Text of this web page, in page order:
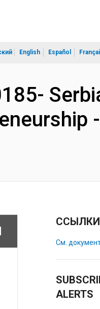
English Español
-
См.
ALERTS